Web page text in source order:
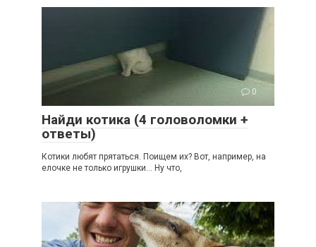
0
Найди котика (4 головоломки +
ответы)
Котики любят прятаться. Поищем их? Вот, например, на
елочке не только игрушки… Ну что,